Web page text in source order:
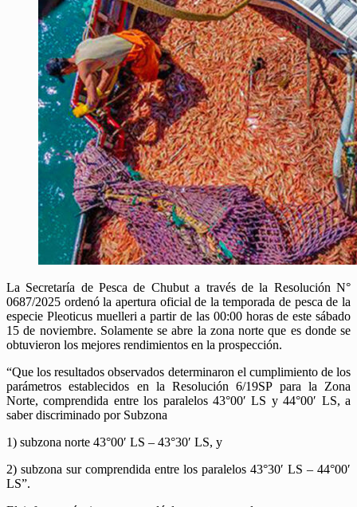
La Secretaría de Pesca de Chubut a través de la Resolución N°
0687/2025 ordenó la apertura oficial de la temporada de pesca de la
especie Pleoticus muelleri a partir de las 00:00 horas de este sábado
15 de noviembre. Solamente se abre la zona norte que es donde se
obtuvieron los mejores rendimientos en la prospección.
“Que los resultados observados determinaron el cumplimiento de los
parámetros establecidos en la Resolución 6/19SP para la Zona
Norte, comprendida entre los paralelos 43°00′ LS y 44°00′ LS, a
saber discriminado por Subzona
1) subzona norte 43°00′ LS – 43°30′ LS, y
2) subzona sur comprendida entre los paralelos 43°30′ LS – 44°00′
LS”.